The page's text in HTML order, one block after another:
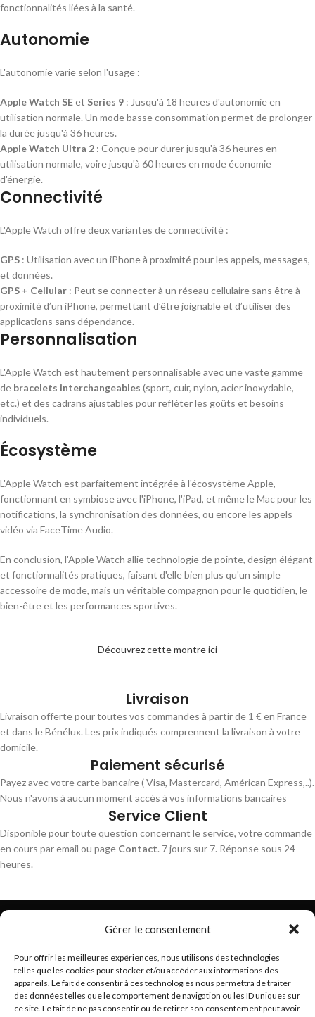
Gérer le consentement
Pour offrir les meilleures expériences, nous utilisons des technologies
telles que les cookies pour stocker et/ou accéder aux informations des
appareils. Le fait de consentir à ces technologies nous permettra de traiter
des données telles que le comportement de navigation ou les ID uniques sur
ce site. Le fait de ne pas consentir ou de retirer son consentement peut avoir
fonctionnalités liées à la santé.
Autonomie
L'autonomie varie selon l'usage :
Apple Watch SEet Series 9 : Jusqu'à 18 heures d'autonomie en
utilisation normale. Un mode basse consommation permet de prolonger
la durée jusqu'à 36 heures.
Apple Watch Ultra 2 : Conçue pour durer jusqu'à 36 heures en
utilisation normale, voire jusqu'à 60 heures en mode économie
d'énergie.
Connectivité
L'Apple Watch offre deux variantes de connectivité :
GPS : Utilisation avec un iPhone à proximité pour les appels, messages,
et données.
GPS + Cellular : Peut se connecter à un réseau cellulaire sans être à
proximité d’un iPhone, permettant d’être joignable et d’utiliser des
applications sans dépendance.
Personnalisation
L'Apple Watch est hautement personnalisable avec une vaste gamme
de bracelets interchangeables (sport, cuir, nylon, acier inoxydable,
etc.) et des cadrans ajustables pour refléter les goûts et besoins
individuels.
Écosystème
L'Apple Watch est parfaitement intégrée à l'écosystème Apple,
fonctionnant en symbiose avec l'iPhone, l'iPad, et même le Mac pour les
notifications, la synchronisation des données, ou encore les appels
vidéo via FaceTime Audio.
En conclusion, l'Apple Watch allie technologie de pointe, design élégant
et fonctionnalités pratiques, faisant d'elle bien plus qu'un simple
accessoire de mode, mais un véritable compagnon pour le quotidien, le
bien-être et les performances sportives.
Découvrez cette montre ici
Livraison
Livraison offerte pour toutes vos commandes à partir de 1 € en France
et dans le Bénélux. Les prix indiqués comprennent la livraison à votre
domicile.
Paiement sécurisé
Payez avec votre carte bancaire ( Visa, Mastercard, Américan Express,..).
Nous n'avons à aucun moment accès à vos informations bancaires
Service Client
Disponible pour toute question concernant le service, votre commande
en cours par email ou page Contact. 7 jours sur 7. Réponse sous 24
heures.
Trouvez les meilleurs bracelets de montres connectés
hello@braceletsmartwatch.com